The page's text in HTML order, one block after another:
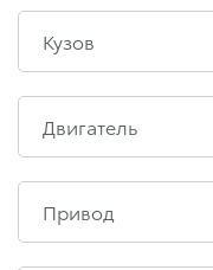
Кузов
Двигатель
Привод